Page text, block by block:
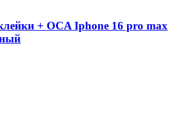
+ OCA Iphone 16 pro max